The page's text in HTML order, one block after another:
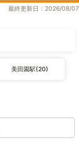
最終更新日：2026/08/07
美田園駅(20)